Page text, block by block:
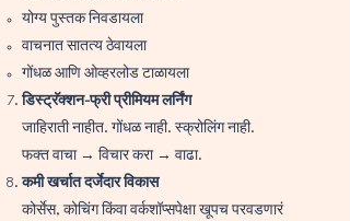
योग्य पुस्तक निवडायला
वाचनात सातत्य ठेवायला
गोंधळ आणि ओव्हरलोड टाळायला
डिस्ट्रॅक्शन-फ्री प्रीमियम लर्निंग
जाहिराती नाहीत. गोंधळ नाही. स्क्रोलिंग नाही.
फक्त वाचा → विचार करा → वाढा.
कमी खर्चात दर्जेदार विकास
कोर्सेस, कोचिंग किंवा वर्कशॉप्सपेक्षा खूपच परवडणारं